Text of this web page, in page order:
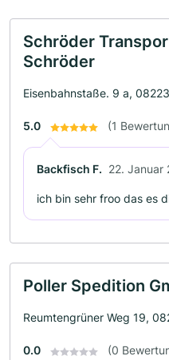
Schröder
Schröder
Eisenbahnstaße. 9 a,
5.0 (1
Backfisch F. 22. Januar
ich bin sehr froo das es
Poller Spedition
Reumtengrüner Weg 19,
0.0 (0